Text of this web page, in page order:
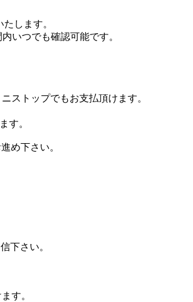
します。
いつでも確認可能です。
ストップでもお支払頂けます。
す。
め下さい。
下さい。
す。